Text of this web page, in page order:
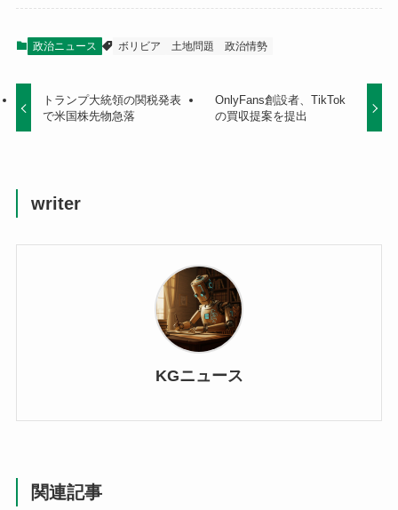
政治ニュース ボリビア 土地問題 政治情勢
トランプ大統領の関税発表
で米国株先物急落
OnlyFans創設者、TikTok
の買収提案を提出
writer
KGニュース
関連記事